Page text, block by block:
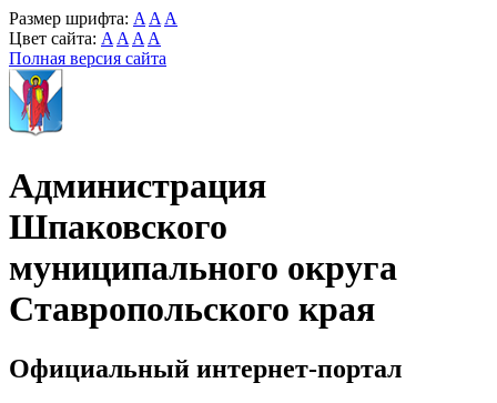
Размер шрифта: A A A
Цвет сайта: A A A A
Полная версия сайта
Администрация
Шпаковского
муниципального округа
Ставропольского края
Официальный интернет-портал